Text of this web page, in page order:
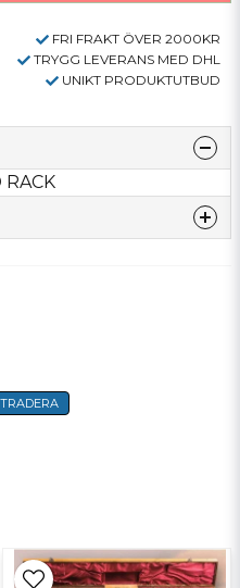
FRI FRAKT ÖVER 2000KR
TRYGG LEVERANS MED DHL
UNIKT PRODUKTUTBUD
RACK
fråga